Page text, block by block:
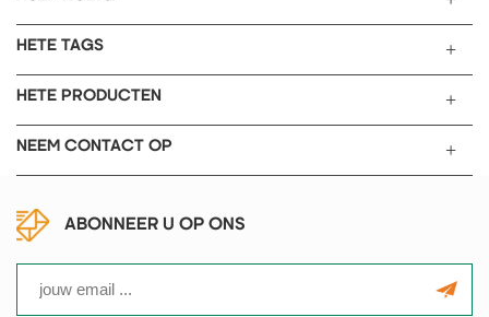
HETE TAGS
HETE PRODUCTEN
NEEM CONTACT OP
ABONNEER U OP ONS